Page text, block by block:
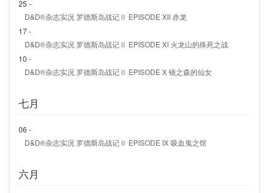
25 -
D&D®杂志实况 罗德斯岛战记Ⅱ EPISODE XII 赤龙
17 -
D&D®杂志实况 罗德斯岛战记Ⅱ EPISODE XI 火龙山的殊死之战
10 -
D&D®杂志实况 罗德斯岛战记Ⅱ EPISODE X 镜之森的仙女
七月
06 -
D&D®杂志实况 罗德斯岛战记Ⅱ EPISODE IX 吸血鬼之馆
六月